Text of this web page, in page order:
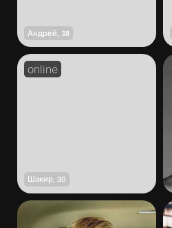
Андрей 38
Шакир 30